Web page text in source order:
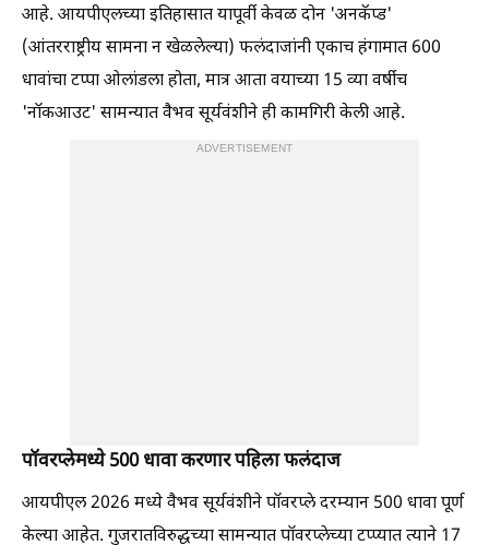
आहे. आयपीएलच्या इतिहासात यापूर्वी केवळ दोन 'अनकॅप्ड'
(आंतरराष्ट्रीय सामना न खेळलेल्या) फलंदाजांनी एकाच हंगामात 600
धावांचा टप्पा ओलांडला होता, मात्र आता वयाच्या 15 व्या वर्षीच
'नॉकआउट' सामन्यात वैभव सूर्यवंशीने ही कामगिरी केली आहे.
ADVERTISEMENT
पॉवरप्लेमध्ये 500 धावा करणार पहिला फलंदाज
आयपीएल 2026 मध्ये वैभव सूर्यवंशीने पॉवरप्ले दरम्यान 500 धावा पूर्ण
केल्या आहेत. गुजरातविरुद्धच्या सामन्यात पॉवरप्लेच्या टप्प्यात त्याने 17